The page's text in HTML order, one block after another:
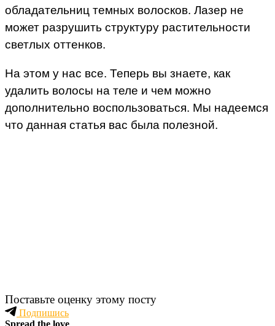
обладательниц темных волосков. Лазер не
может разрушить структуру растительности
светлых оттенков.
На этом у нас все. Теперь вы знаете, как
удалить волосы на теле и чем можно
дополнительно воспользоваться. Мы надеемся
что данная статья вас была полезной.
Поставьте оценку этому посту
Подпишись